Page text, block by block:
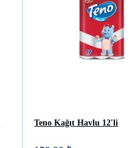
Teno Kağıt Havlu 12'li